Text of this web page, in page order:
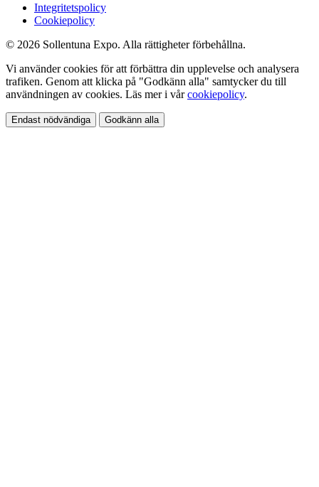
Integritetspolicy
Cookiepolicy
© 2026 Sollentuna Expo. Alla rättigheter förbehållna.
Vi använder cookies för att förbättra din upplevelse och analysera
trafiken. Genom att klicka på "Godkänn alla" samtycker du till
användningen av cookies. Läs mer i vårcookiepolicy.
Endast nödvändiga Godkänn alla